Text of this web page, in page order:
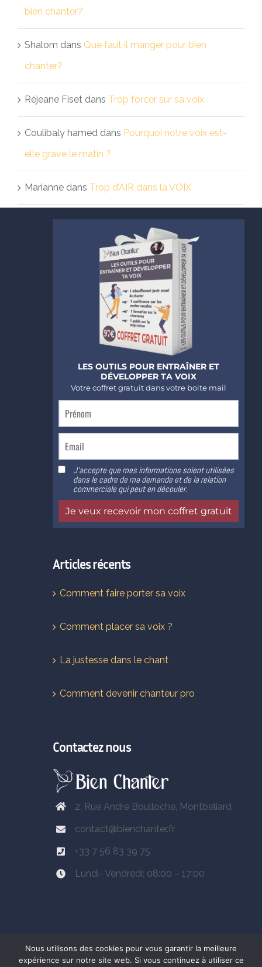
bien chanter?
Shalom dans Que faut il manger pour bien
chanter?
Réjeane Fiset dans Trop forcer sur sa voix
Coulibaly hamed dans Pourquoi notre voix est-
elle grave le matin ?
Marianne dans Trop d’AIR dans la VOIX
Articles récents
Comment faire porter sa voix
Comment placer sa voix ?
La justesse dans le chant
Comment devenir chanteur pro
Contactez nous
2, Rue André Boulloche, Montbeliard
contact@bienchanter.fr
+33 7 56 83 39 75
Lundi- Vendredi: 08:00 – 17:00
Rejoins laVocal Coach Factorydès maintenant
et fais de ta passion un véritable métier !
Nous utilisons des cookies pour vous garantir la meilleure
expérience sur notre site web. Si vous continuez à utiliser ce